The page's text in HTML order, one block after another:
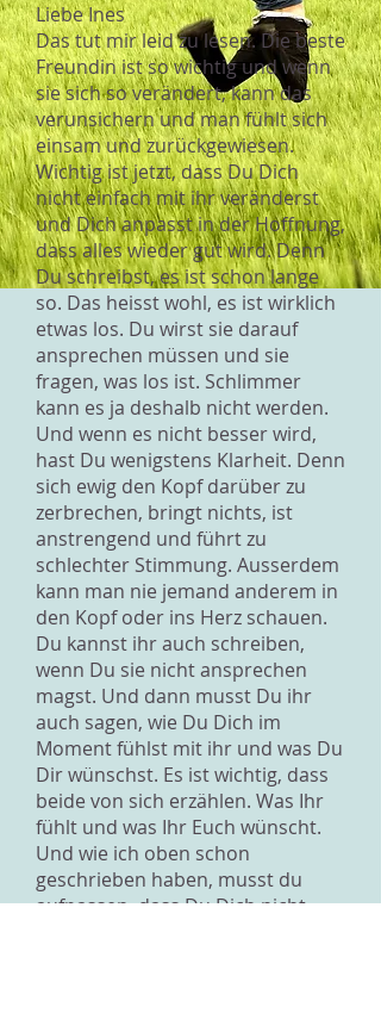
Liebe Ines
Das tut mir leid zu lesen. Die beste
Freundin ist so wichtig und wenn
sie sich so verändert, kann das
verunsichern und man fühlt sich
einsam und zurückgewiesen.
Wichtig ist jetzt, dass Du Dich
nicht einfach mit ihr veränderst
und Dich anpasst in der Hoffnung,
dass alles wieder gut wird. Denn
Du schreibst, es ist schon lange
so. Das heisst wohl, es ist wirklich
etwas los. Du wirst sie darauf
ansprechen müssen und sie
fragen, was los ist. Schlimmer
kann es ja deshalb nicht werden.
Und wenn es nicht besser wird,
hast Du wenigstens Klarheit. Denn
sich ewig den Kopf darüber zu
zerbrechen, bringt nichts, ist
anstrengend und führt zu
schlechter Stimmung. Ausserdem
kann man nie jemand anderem in
den Kopf oder ins Herz schauen.
Du kannst ihr auch schreiben,
wenn Du sie nicht ansprechen
magst. Und dann musst Du ihr
auch sagen, wie Du Dich im
Moment fühlst mit ihr und was Du
Dir wünschst. Es ist wichtig, dass
beide von sich erzählen. Was Ihr
fühlt und was Ihr Euch wünscht.
Und wie ich oben schon
geschrieben haben, musst du
aufpassen, dass Du Dich nicht